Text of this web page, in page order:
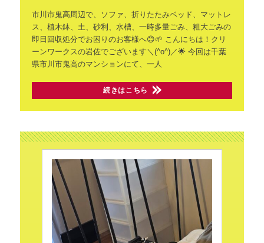
市川市鬼高周辺で、ソファ、折りたたみベッド、マットレ
ス、植木鉢、土、砂利、水槽、一時多量ごみ、粗大ごみの
即日回収処分でお困りのお客様へ😊🌱 こんにちは！クリ
ーンワークスの岩佐でございます＼(^o^)／🌟 今回は千葉
県市川市鬼高のマンションにて、一人
続きはこちら